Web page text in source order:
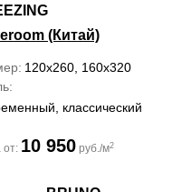
(Китай)
120x260, 160x320
классический
от: 10 950 руб./м2